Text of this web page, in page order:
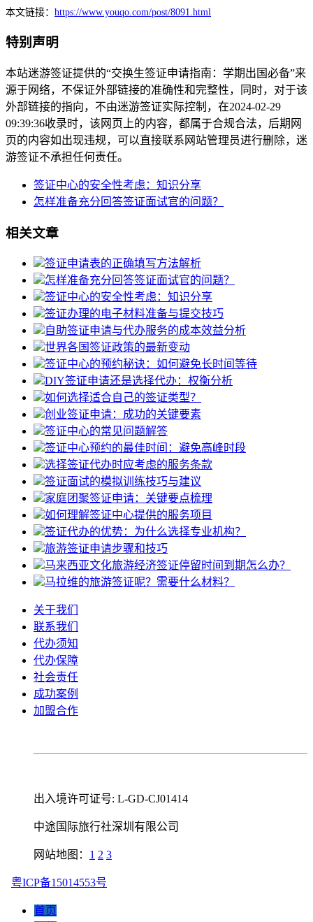
本文链接： https://www.youqo.com/post/8091.html
特别声明
本站迷游签证提供的“交换生签证申请指南：学期出国必备”来
源于网络，不保证外部链接的准确性和完整性，同时，对于该
外部链接的指向，不由迷游签证实际控制，在2024-02-29
09:39:36收录时，该网页上的内容，都属于合规合法，后期网
页的内容如出现违规，可以直接联系网站管理员进行删除，迷
游签证不承担任何责任。
签证中心的安全性考虑：知识分享
怎样准备充分回答签证面试官的问题？
相关文章
签证申请表的正确填写方法解析
怎样准备充分回答签证面试官的问题？
签证中心的安全性考虑：知识分享
签证办理的电子材料准备与提交技巧
自助签证申请与代办服务的成本效益分析
世界各国签证政策的最新变动
签证中心的预约秘诀：如何避免长时间等待
DIY签证申请还是选择代办：权衡分析
如何选择适合自己的签证类型？
创业签证申请：成功的关键要素
签证中心的常见问题解答
签证中心预约的最佳时间：避免高峰时段
选择签证代办时应考虑的服务条款
签证面试的模拟训练技巧与建议
家庭团聚签证申请：关键要点梳理
如何理解签证中心提供的服务项目
签证代办的优势：为什么选择专业机构？
旅游签证申请步骤和技巧
马来西亚文化旅游经济签证停留时间到期怎么办？
马拉维的旅游签证呢？需要什么材料？
关于我们
联系我们
代办须知
代办保障
社会责任
成功案例
加盟合作
出入境许可证号: L-GD-CJ01414
中途国际旅行社深圳有限公司
网站地图： 1 2 3
粤ICP备15014553号
首页